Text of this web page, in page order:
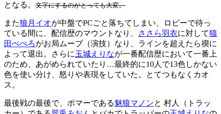
となる。 文字にするのがとっても大変。
また狼月イオが中盤でPCごと落ちてしまい、ロビーで待っ
ている間に、配信歴のマウントなり、
ささら羽衣に対して猫
田ぺぺろがお局ムーブ（演技）なり、ラインを超えたら禊に
よって退出。さらに玉城えりなが一番配信歴において一番上
のため、あがめられていたり…最終的に10人で13色しかない
色を使い分け、怒りや表現をしていた。とてつもなくカオ
ス。
最後戦の最後で、ボマーである魅狼マノンと 村人（トラッ